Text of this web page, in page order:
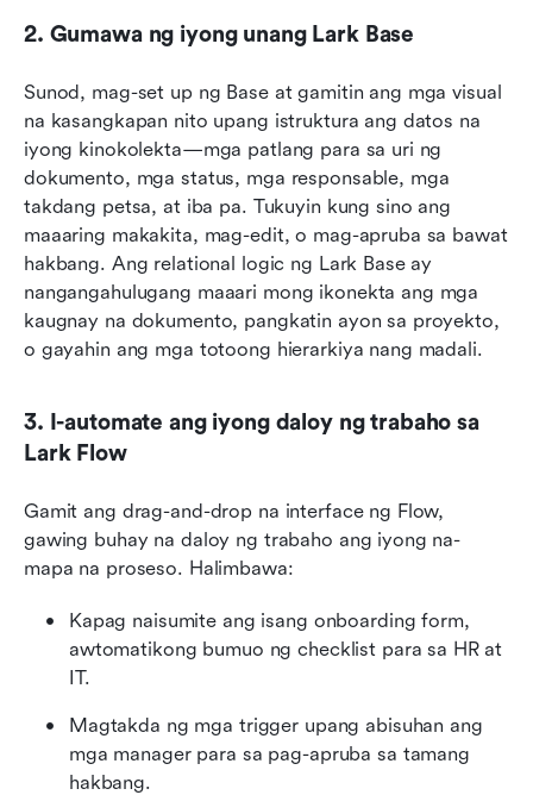
2. Gumawa ng iyong unang Lark Base
Sunod, mag-set up ng Base at gamitin ang mga visual
na kasangkapan nito upang istruktura ang datos na
iyong kinokolekta—mga patlang para sa uri ng
dokumento, mga status, mga responsable, mga
takdang petsa, at iba pa. Tukuyin kung sino ang
maaaring makakita, mag-edit, o mag-apruba sa bawat
hakbang. Ang relational logic ng Lark Base ay
nangangahulugang maaari mong ikonekta ang mga
kaugnay na dokumento, pangkatin ayon sa proyekto,
o gayahin ang mga totoong hierarkiya nang madali.
3. I-automate ang iyong daloy ng trabaho sa
Lark Flow
Gamit ang drag-and-drop na interface ng Flow,
gawing buhay na daloy ng trabaho ang iyong na-
mapa na proseso. Halimbawa:
Kapag naisumite ang isang onboarding form,
awtomatikong bumuo ng checklist para sa HR at
IT.
Magtakda ng mga trigger upang abisuhan ang
mga manager para sa pag-apruba sa tamang
hakbang.